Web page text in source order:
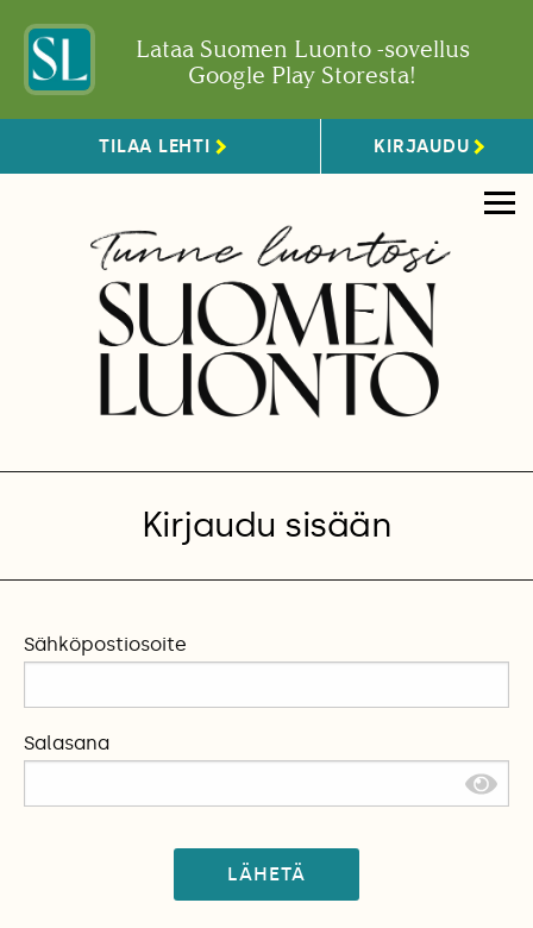
Lataa Suomen Luonto -sovellus
Google Play Storesta!
TILAA LEHTI KIRJAUDU
Kirjaudu sisään
Sähköpostiosoite
Salasana
LÄHETÄ